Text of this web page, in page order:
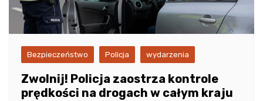
Bezpieczeństwo Policja wydarzenia
Zwolnij! Policja zaostrza kontrole
prędkości na drogach w całym kraju